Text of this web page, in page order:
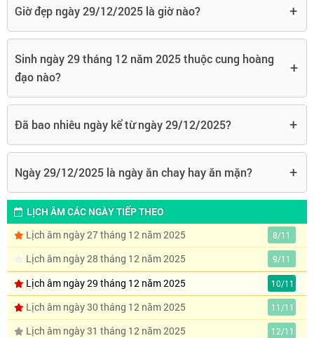
Giờ đẹp ngày 29/12/2025 là giờ nào? +
Sinh ngày 29 tháng 12 năm 2025 thuộc cung hoàng
đạo nào?
+
Đã bao nhiêu ngày kể từ ngày 29/12/2025? +
Ngày 29/12/2025 là ngày ăn chay hay ăn mặn? +
LỊCH ÂM CÁC NGÀY TIẾP THEO
Lịch âm ngày 27 tháng 12 năm 2025
8/11
Lịch âm ngày 28 tháng 12 năm 2025 9/11
Lịch âm ngày 29 tháng 12 năm 2025 10/11
Lịch âm ngày 30 tháng 12 năm 2025 11/11
Lịch âm ngày 31 tháng 12 năm 2025 12/11